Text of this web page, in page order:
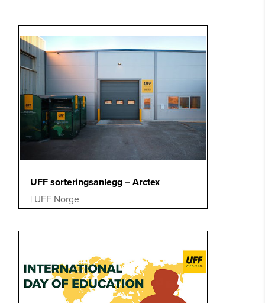
UFF sorteringsanlegg – Arctex
| UFF Norge